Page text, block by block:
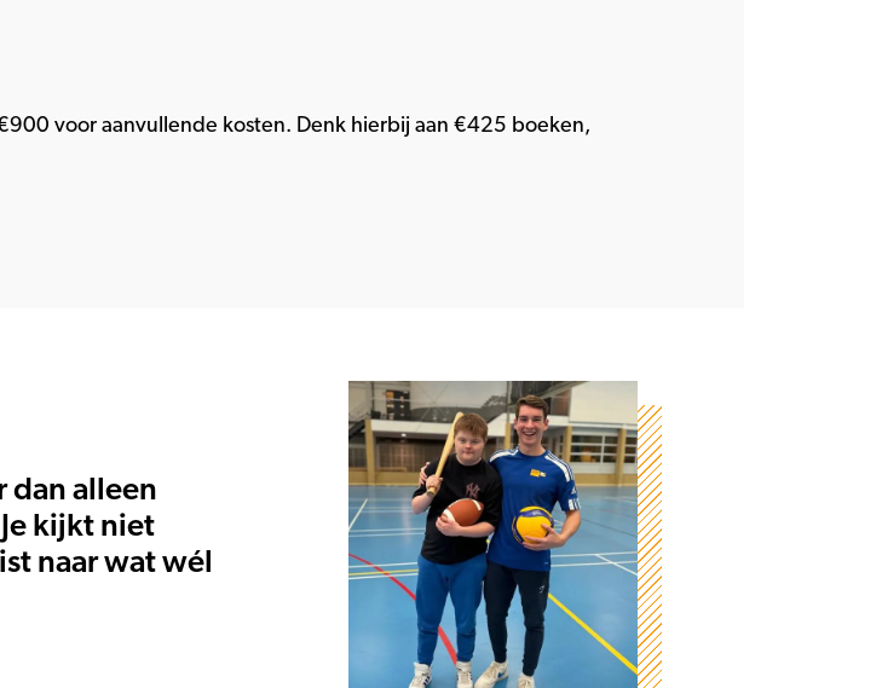
voor aanvullende kosten. Denk hierbij aan €425 boeken,
dan alleen
kijkt niet
naar wat wél